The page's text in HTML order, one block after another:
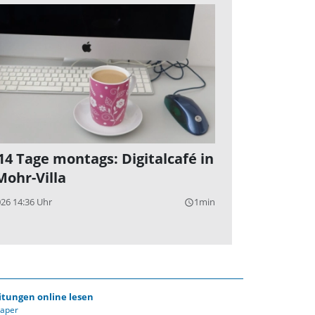
Tage montags: Digitalcafé in
Villa
14:36 Uhr query_builder1min
online lesen